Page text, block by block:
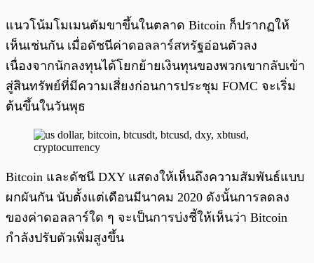
แนวโน้มโมเมนตัมขาขึ้นในตลาด Bitcoin ก็ปรากฏให้
เห็นเช่นกัน เมื่อดัชนีค่าดอลลาร์สหรัฐอ่อนตัวลง
เนื่องจากนักลงทุนได้โยกย้ายเงินทุนของพวกเขากลับเข้า
สู่สินทรัพย์ที่มีความเสี่ยงก่อนการประชุม FOMC จะเริ่ม
ต้นขึ้นในวันพุธ
Bitcoin และดัชนี DXY แสดงให้เห็นถึงความสัมพันธ์แบบ
ผกผันกัน นับตั้งแต่เดือนมีนาคม 2020 ดังนั้นการลดลง
ของค่าดอลลาร์ใด ๆ จะเป็นการบ่งชี้ให้เห็นว่า Bitcoin
กำลังปรับตัวเพิ่มสูงขึ้น